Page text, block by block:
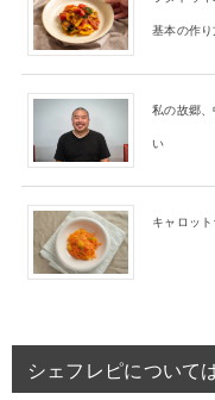
基本の作
私の故郷
い
キャロッ
シェフレピについて